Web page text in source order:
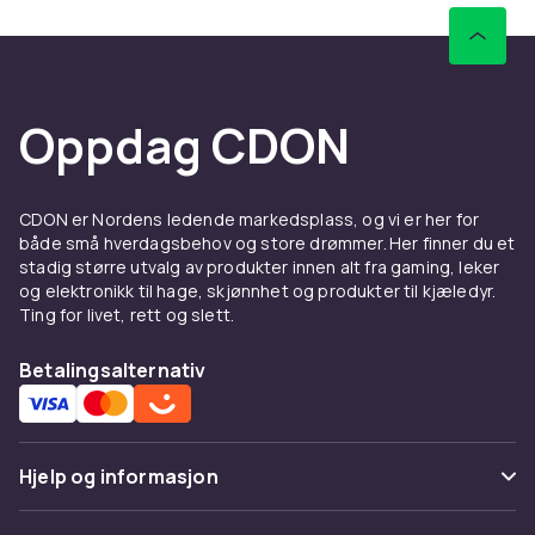
Vurder hvor langt du vanligvis reiser, hvordan
kortere distanser og kraftigere elektriske
sparkesykler for lengre pendling.
Elektriske sparkesykler for
barn med sikker konstruksjon
For yngre syklister finnes det elektriske
sparkesykler for barn som er tilpasset lavere
sparkesykkel for barn kan gi uavhengighet og
bevegelse på en morsom måte, mens
modellene er designet med stabilitet og
sikkerhet i fokus. Perfekt for lek i nærområdet
eller kortere turer med familien.
Oppdag CDON
CDON er Nordens ledende markedsplass, og vi er her for
både små hverdagsbehov og store drømmer. Her finner du et
stadig større utvalg av produkter innen alt fra gaming, leker
og elektronikk til hage, skjønnhet og produkter til kjæledyr.
Ting for livet, rett og slett.
Betalingsalternativ
Hjelp og informasjon